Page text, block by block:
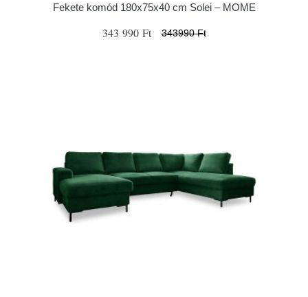
Fekete komód 180x75x40 cm Solei – MOME
343 990 Ft 343990 Ft